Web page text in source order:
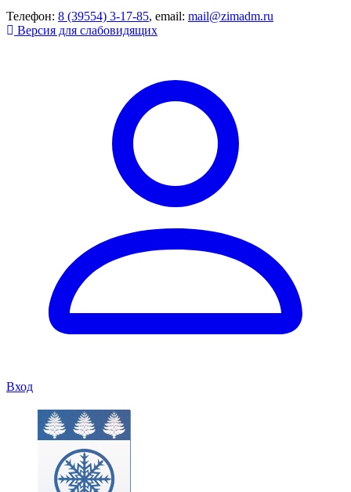
Телефон: 8 (39554) 3-17-85, email: mail@zimadm.ru
Версия для слабовидящих
Вход